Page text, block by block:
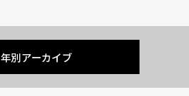
年別アーカイブ